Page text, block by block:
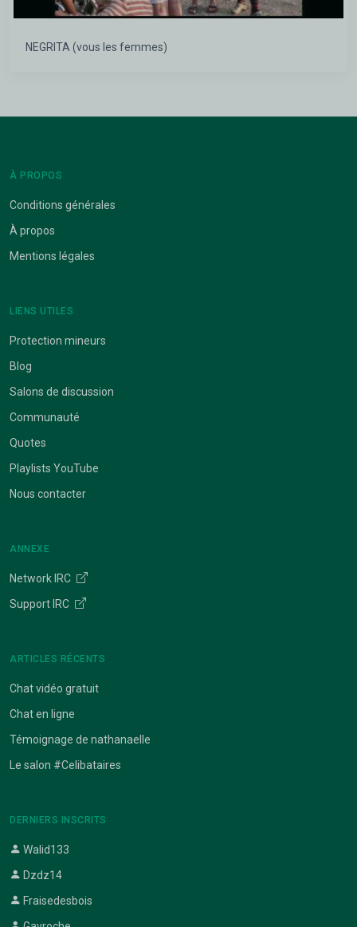
NEGRITA (vous les femmes)
À PROPOS
Conditions générales
À propos
Mentions légales
LIENS UTILES
Protection mineurs
Blog
Salons de discussion
Communauté
Quotes
Playlists YouTube
Nous contacter
ANNEXE
Network IRC
Support IRC
ARTICLES RÉCENTS
Chat vidéo gratuit
Chat en ligne
Témoignage de nathanaelle
Le salon #Celibataires
DERNIERS INSCRITS
Walid133
Dzdz14
Fraisedesbois